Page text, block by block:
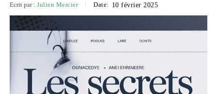
Ecrit par : Julien Mercier Date: 10 février 2025